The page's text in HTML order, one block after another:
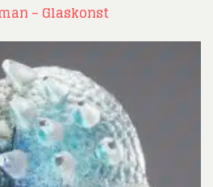
– Glaskonst